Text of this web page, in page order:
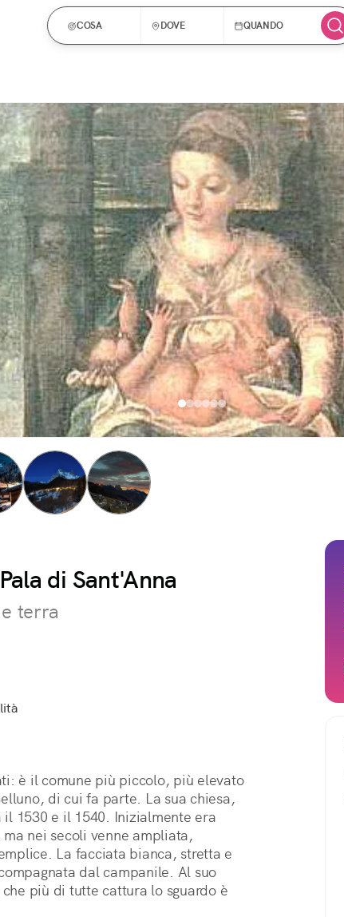
COSA DOVE QUANDO
di Sant'Anna
terra
è il comune più piccolo, più elevato
1530 e il 1540. Inizialmente era
nei secoli venne ampliata,
La facciata bianca, stretta e
dal campanile. Al suo
più di tutte cattura lo sguardo è